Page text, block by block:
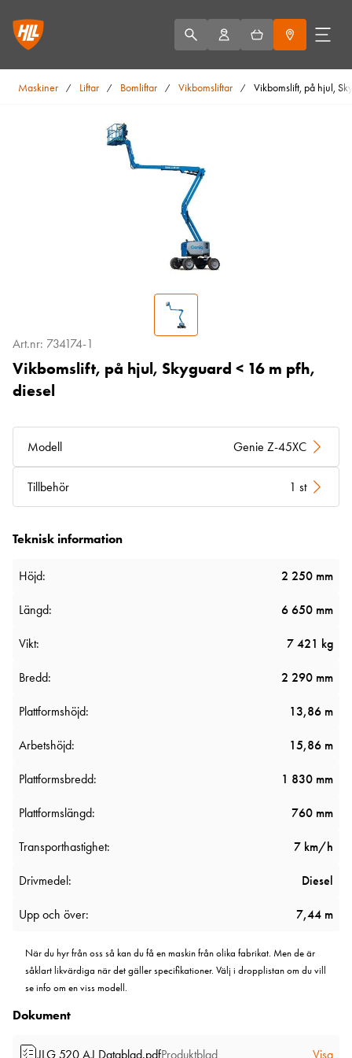
Maskiner / Liftar / Bomliftar / Vikbomsliftar / Vikbomslift, på hjul,
Art.nr: 734174-1
Vikbomslift, på hjul, Skyguard < 16 m pfh,
diesel
Modell Genie Z-45XC
Tillbehör 1 st
Teknisk information
Höjd: 2 250 mm
Längd: 6 650 mm
Vikt: 7 421 kg
Bredd: 2 290 mm
Plattformshöjd: 13,86 m
Arbetshöjd: 15,86 m
Plattformsbredd: 1 830 mm
Plattformslängd: 760 mm
Transporthastighet: 7 km/h
Drivmedel: Diesel
Upp och över: 7,44 m
När du hyr från oss så kan du få en maskin från olika fabrikat. Men de är
såklart likvärdiga när det gäller specifikationer. Välj i dropplistan om du vill
se info om en viss modell.
Dokument
JLG 520 AJ Datablad.pdfProduktblad Visa